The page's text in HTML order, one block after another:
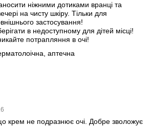
ніжними дотиками вранці та
на чисту шкіру. Тільки для
застосування!
в недоступному для дітей місці!
потрапляння в очі!
аптечна
крем не подразнює очі. Добре зволожує